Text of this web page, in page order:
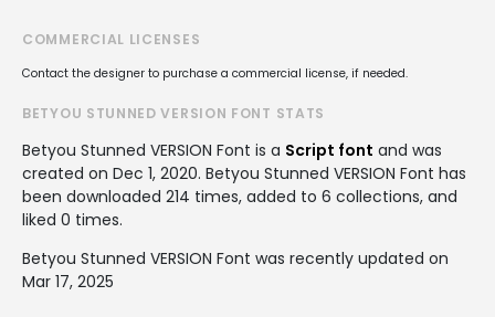
COMMERCIAL LICENSES
Contact the designer to purchase a commercial license, if needed.
BETYOU STUNNED VERSION FONT STATS
Betyou Stunned VERSION Font is a Script font and was
created on Dec 1, 2020. Betyou Stunned VERSION Font has
been downloaded 214 times, added to 6 collections, and
liked 0 times.
Betyou Stunned VERSION Font was recently updated on
Mar 17, 2025